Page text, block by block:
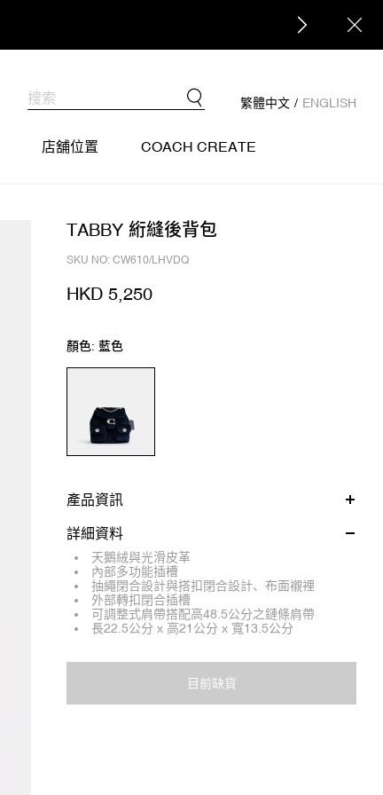
繁體中文 / ENGLISH
店舖位置 COACH CREATE
TABBY 絎縫後背包
SKU NO: CW610/LHVDQ
HKD 5,250
顏色: 藍色
產品資訊
詳細資料
天鵝絨與光滑皮革
內部多功能插槽
抽繩閉合設計與搭扣閉合設計、布面襯裡
外部轉扣閉合插槽
可調整式肩帶搭配高48.5公分之鏈條肩帶
長22.5公分 x 高21公分 x 寬13.5公分
目前缺貨